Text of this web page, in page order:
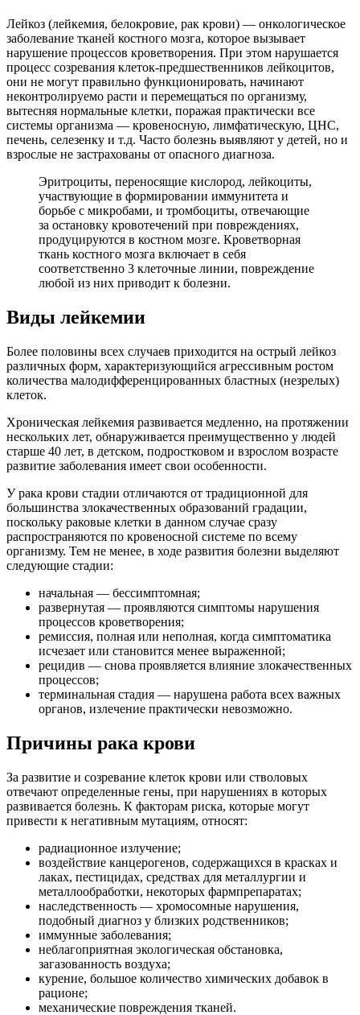
Лейкоз (лейкемия, белокровие, рак крови) — онкологическое
заболевание тканей костного мозга, которое вызывает
нарушение процессов кроветворения. При этом нарушается
процесс созревания клеток-предшественников лейкоцитов,
они не могут правильно функционировать, начинают
неконтролируемо расти и перемещаться по организму,
вытесняя нормальные клетки, поражая практически все
системы организма — кровеносную, лимфатическую, ЦНС,
печень, селезенку и т.д. Часто болезнь выявляют у детей, но и
взрослые не застрахованы от опасного диагноза.
Эритроциты, переносящие кислород, лейкоциты,
участвующие в формировании иммунитета и
борьбе с микробами, и тромбоциты, отвечающие
за остановку кровотечений при повреждениях,
продуцируются в костном мозге. Кроветворная
ткань костного мозга включает в себя
соответственно 3 клеточные линии, повреждение
любой из них приводит к болезни.
Виды лейкемии
Более половины всех случаев приходится на острый лейкоз
различных форм, характеризующийся агрессивным ростом
количества малодифференцированных бластных (незрелых)
клеток.
Хроническая лейкемия развивается медленно, на протяжении
нескольких лет, обнаруживается преимущественно у людей
старше 40 лет, в детском, подростковом и взрослом возрасте
развитие заболевания имеет свои особенности.
У рака крови стадии отличаются от традиционной для
большинства злокачественных образований градации,
поскольку раковые клетки в данном случае сразу
распространяются по кровеносной системе по всему
организму. Тем не менее, в ходе развития болезни выделяют
следующие стадии:
начальная — бессимптомная;
развернутая — проявляются симптомы нарушения
процессов кроветворения;
ремиссия, полная или неполная, когда симптоматика
исчезает или становится менее выраженной;
рецидив — снова проявляется влияние злокачественных
процессов;
терминальная стадия — нарушена работа всех важных
органов, излечение практически невозможно.
Причины рака крови
За развитие и созревание клеток крови или стволовых
отвечают определенные гены, при нарушениях в которых
развивается болезнь. К факторам риска, которые могут
привести к негативным мутациям, относят:
радиационное излучение;
воздействие канцерогенов, содержащихся в красках и
лаках, пестицидах, средствах для металлургии и
металлообработки, некоторых фармпрепаратах;
наследственность — хромосомные нарушения,
подобный диагноз у близких родственников;
иммунные заболевания;
неблагоприятная экологическая обстановка,
загазованность воздуха;
курение, большое количество химических добавок в
рационе;
механические повреждения тканей.